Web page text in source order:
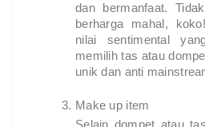
dan bermanfaat.
berharga mahal,
nilai sentimental
memilih tas atau
unik dan anti
Make up item